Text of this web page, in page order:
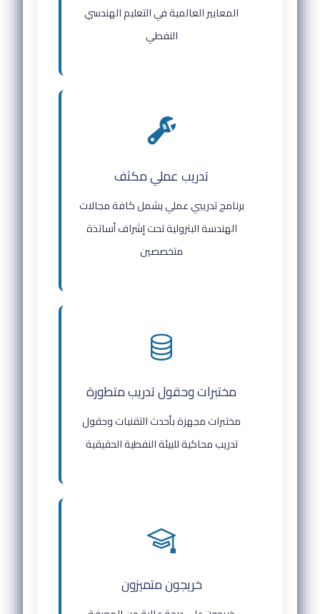
المعايير العالمية في التعليم الهندسي
النفطي
تدريب عملي مكثف
برنامج تدريبي عملي يشمل كافة مجالات
الهندسة البترولية تحت إشراف أساتذة
متخصصين
مختبرات وحقول تدريب متطورة
مختبرات مجهزة بأحدث التقنيات وحقول
تدريب محاكية للبيئة النفطية الحقيقية
خريجون متميزون